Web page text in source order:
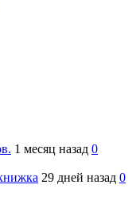
1 месяц назад 0
29 дней назад 0